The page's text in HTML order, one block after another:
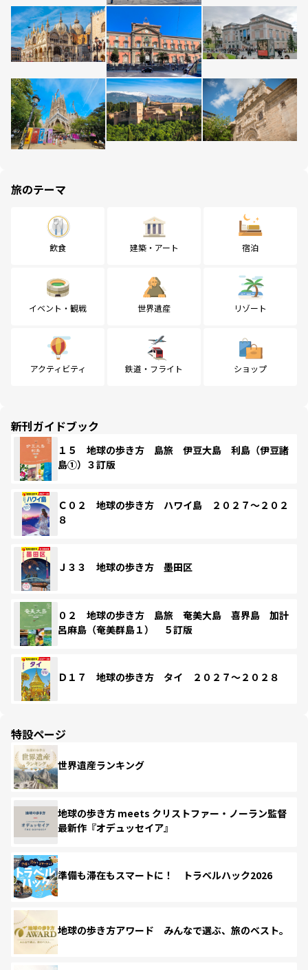
旅のテーマ
飲食 建築・アート 宿泊
イベント・観戦 世界遺産 リゾート
アクティビティ 鉄道・フライト ショップ
新刊ガイドブック
１５ 地球の歩き方 島旅 伊豆大島 利島（伊豆諸
島①）３訂版
Ｃ０２ 地球の歩き方 ハワイ島 ２０２７～２０２
８
Ｊ３３ 地球の歩き方 墨田区
０２ 地球の歩き方 島旅 奄美大島 喜界島 加計
呂麻島（奄美群島１） ５訂版
Ｄ１７ 地球の歩き方 タイ ２０２７～２０２８
特設ページ
世界遺産ランキング
地球の歩き方 meets クリストファー・ノーラン監督
最新作『オデュッセイア』
準備も滞在もスマートに！ トラベルハック2026
地球の歩き方アワード みんなで選ぶ、旅のベスト。